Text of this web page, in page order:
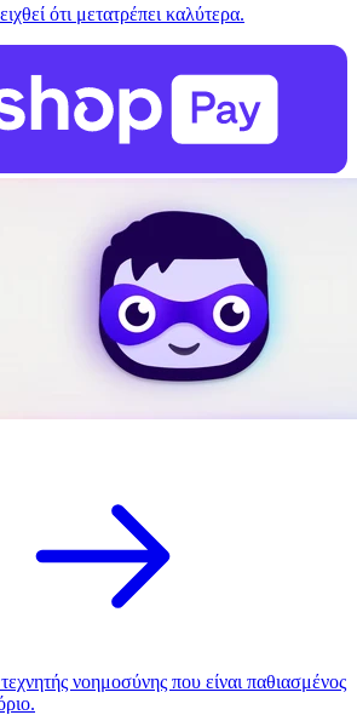
ότι μετατρέπει καλύτερα.
νοημοσύνης που είναι παθιασμένος